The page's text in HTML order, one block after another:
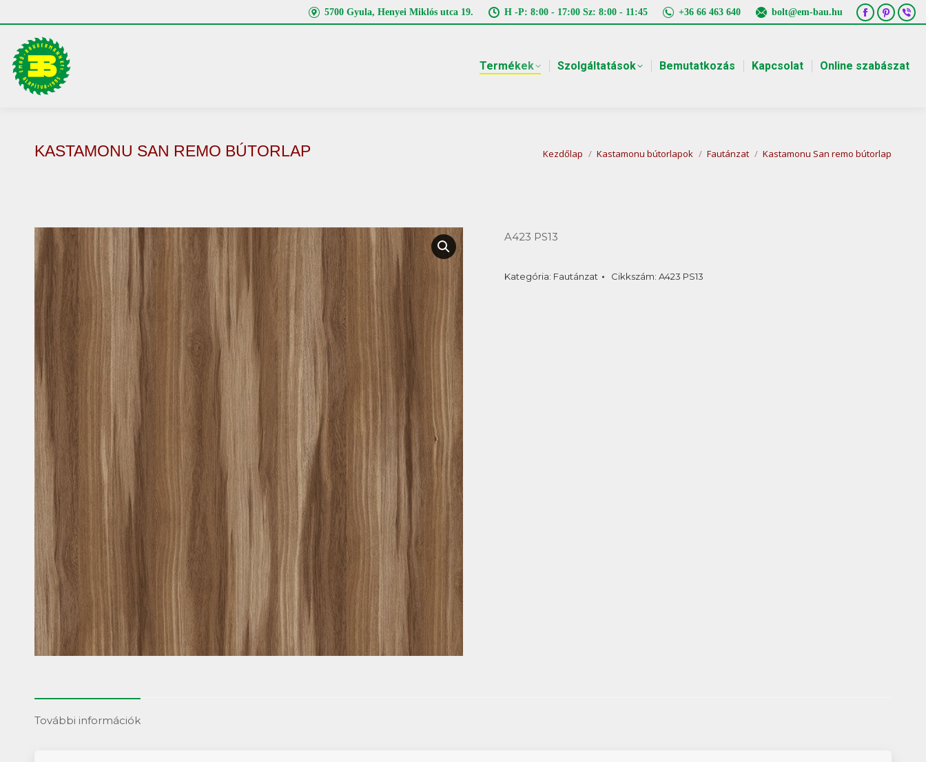
5700 Gyula, Henyei Miklós utca 19. H -P: 8:00 - 17:00 Sz: 8:00 - 11:45 +36 66 463 640 bolt@em-bau.hu
Facebook
in
in
in
Termékek Szolgáltatások Bemutatkozás Kapcsolat Online szabászat
KASTAMONU SAN REMO BÚTORLAP You are here:
Kezdőlap Kastamonu bútorlapok Fautánzat Kastamonu San remo bútorlap
A423 PS13
Kategória: Fautánzat Cikkszám: A423 PS13
További információk